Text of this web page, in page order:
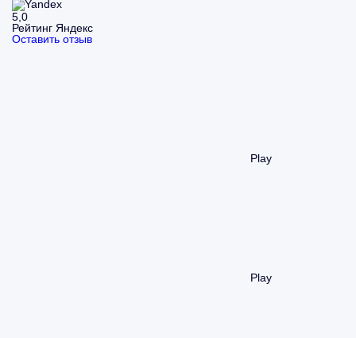
5,0
Рейтинг Яндекс
Оставить отзыв
Play
Play